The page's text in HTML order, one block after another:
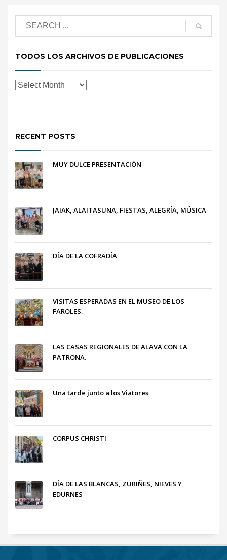
TODOS LOS ARCHIVOS DE PUBLICACIONES
RECENT POSTS
MUY DULCE PRESENTACIÓN
JAIAK, ALAITASUNA, FIESTAS, ALEGRÍA, MÚSICA
DÍA DE LA COFRADÍA
VISITAS ESPERADAS EN EL MUSEO DE LOS
FAROLES.
LAS CASAS REGIONALES DE ALAVA CON LA
PATRONA.
Una tarde junto a los Viatores
CORPUS CHRISTI
DÍA DE LAS BLANCAS, ZURIÑES, NIEVES Y
EDURNES